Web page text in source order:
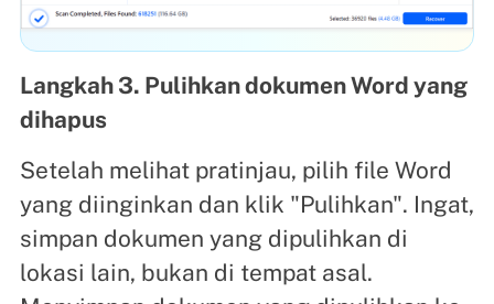
Langkah 3. Pulihkan dokumen Word yang
dihapus
Setelah melihat pratinjau, pilih file Word
yang diinginkan dan klik "Pulihkan". Ingat,
simpan dokumen yang dipulihkan di
lokasi lain, bukan di tempat asal.